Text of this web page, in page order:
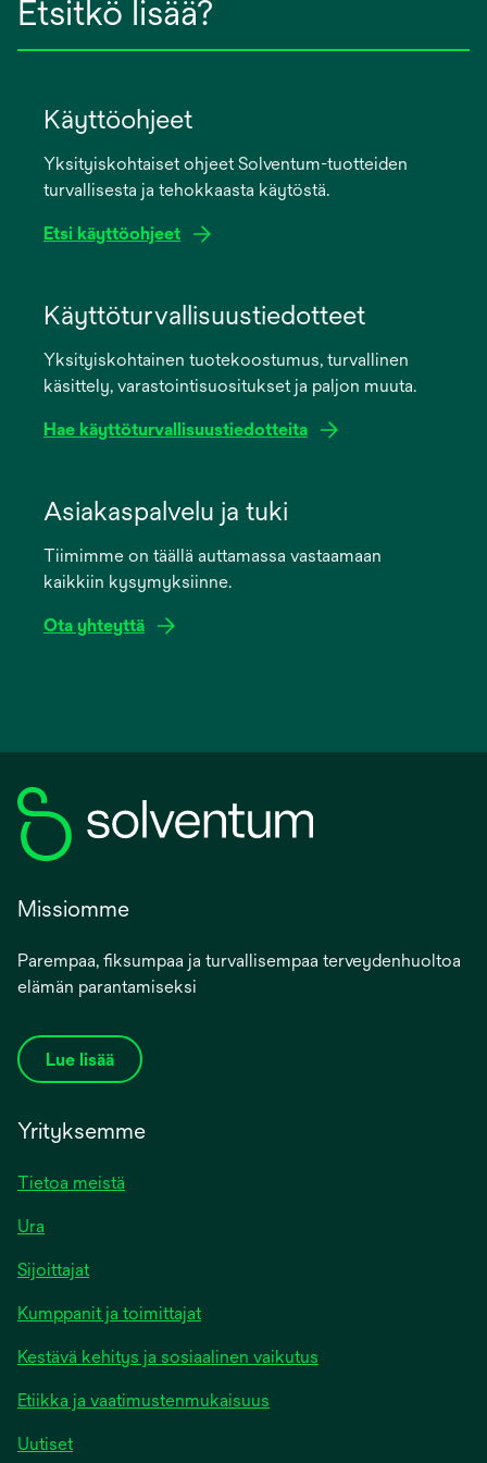
Etsitkö lisää?
Käyttöohjeet
Yksityiskohtaiset ohjeet Solventum-tuotteiden
turvallisesta ja tehokkaasta käytöstä.
Etsi käyttöohjeet
new
Käyttöturvallisuustiedotteet
Yksityiskohtainen tuotekoostumus, turvallinen
käsittely, varastointisuositukset ja paljon muuta.
Hae käyttöturvallisuustiedotteita
new
Asiakaspalvelu ja tuki
Tiimimme on täällä auttamassa vastaamaan
kaikkiin kysymyksiinne.
Ota yhteyttä
Missiomme
Parempaa, fiksumpaa ja turvallisempaa terveydenhuoltoa
elämän parantamiseksi
Lue lisää
Yrityksemme
Tietoa meistä
Ura
Sijoittajat
Kumppanit ja toimittajat
Kestävä kehitys ja sosiaalinen vaikutus
Etiikka ja vaatimustenmukaisuus
Uutiset